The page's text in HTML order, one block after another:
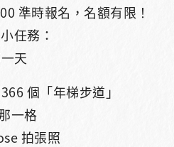
準時報名，名額有限！
任務：
天
個「年梯步道」
一格
拍張照